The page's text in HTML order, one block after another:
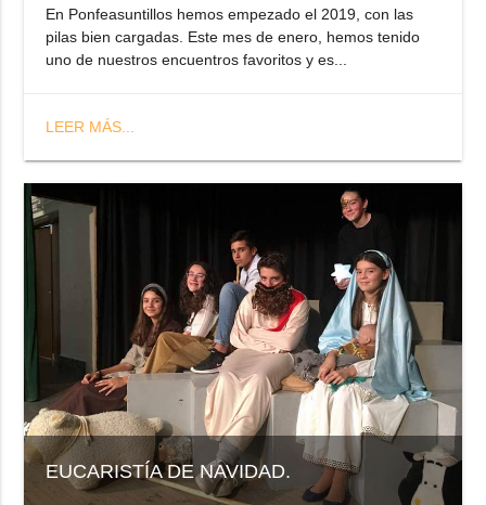
En Ponfeasuntillos hemos empezado el 2019, con las
pilas bien cargadas. Este mes de enero, hemos tenido
uno de nuestros encuentros favoritos y es...
LEER MÁS...
EUCARISTÍA DE NAVIDAD.